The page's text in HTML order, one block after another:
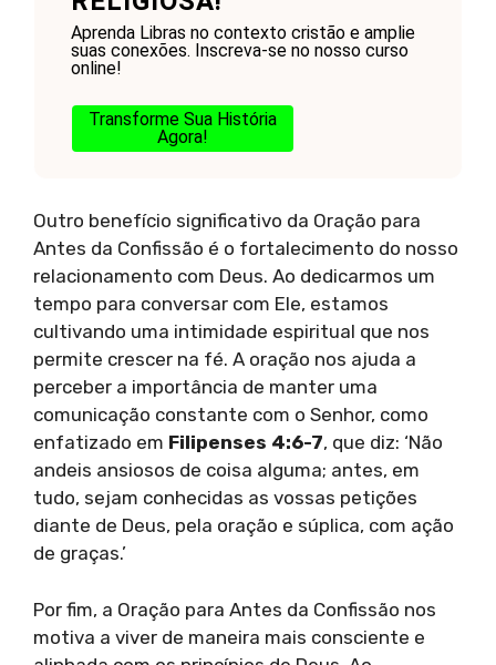
Aprenda Libras no contexto cristão e amplie
suas conexões. Inscreva-se no nosso curso
online!
Transforme Sua História
Agora!
Outro benefício significativo da Oração para
Antes da Confissão é o fortalecimento do nosso
relacionamento com Deus. Ao dedicarmos um
tempo para conversar com Ele, estamos
cultivando uma intimidade espiritual que nos
permite crescer na fé. A oração nos ajuda a
perceber a importância de manter uma
comunicação constante com o Senhor, como
enfatizado em Filipenses 4:6-7, que diz: ‘Não
andeis ansiosos de coisa alguma; antes, em
tudo, sejam conhecidas as vossas petições
diante de Deus, pela oração e súplica, com ação
de graças.’
Por fim, a Oração para Antes da Confissão nos
motiva a viver de maneira mais consciente e